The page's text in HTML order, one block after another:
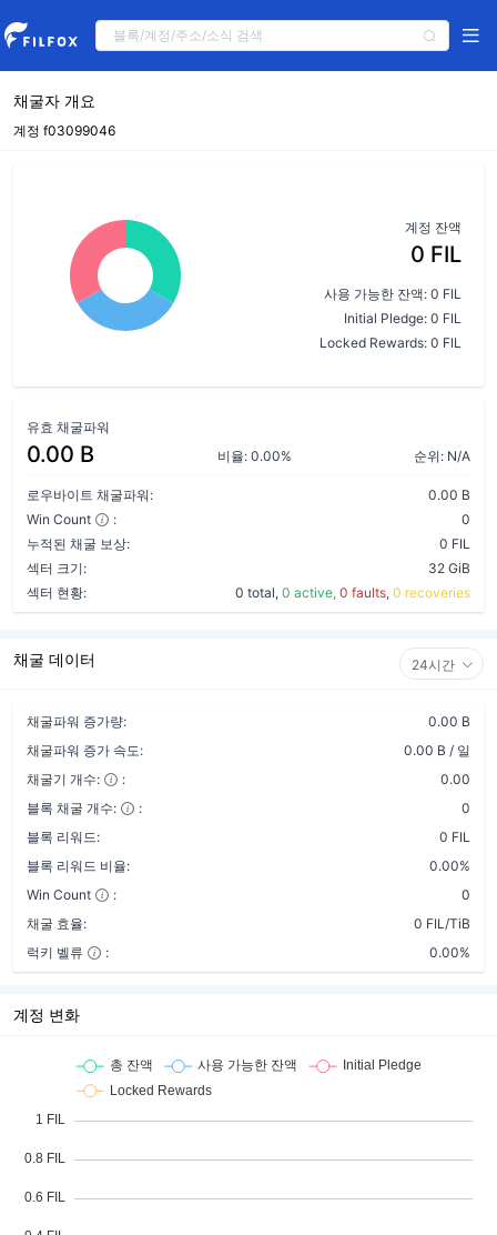
채굴자 개요
계정 f03099046
계정 잔액
0 FIL
사용 가능한 잔액: 0 FIL
Initial Pledge: 0 FIL
Locked Rewards: 0 FIL
유효 채굴파워
0.00 B 비율: 0.00% 순위: N/A
로우바이트 채굴파워:
0.00 B
Win Count
:
0
누적된 채굴 보상:
0 FIL
섹터 크기:
32 GiB
섹터 현황:
0 total, 0 active, 0 faults, 0 recoveries
채굴 데이터 24시간
채굴파워 증가량:
0.00 B
채굴파워 증가 속도:
0.00 B / 일
채굴기 개수:
:
0.00
블록 채굴 개수:
:
0
블록 리워드:
0 FIL
블록 리워드 비율:
0.00%
Win Count
:
0
채굴 효율:
0 FIL/TiB
럭키 벨류
: 0.00%
계정 변화